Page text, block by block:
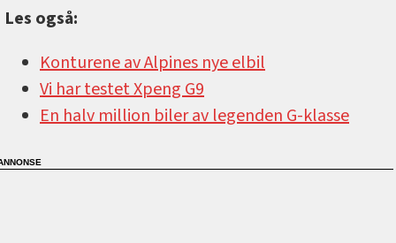
Les også:
Konturene av Alpines nye elbil
Vi har testet Xpeng G9
En halv million biler av legenden G-klasse